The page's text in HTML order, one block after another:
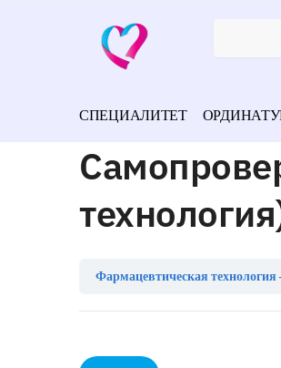
СПЕЦИАЛИТЕТ
Фармацевтическая